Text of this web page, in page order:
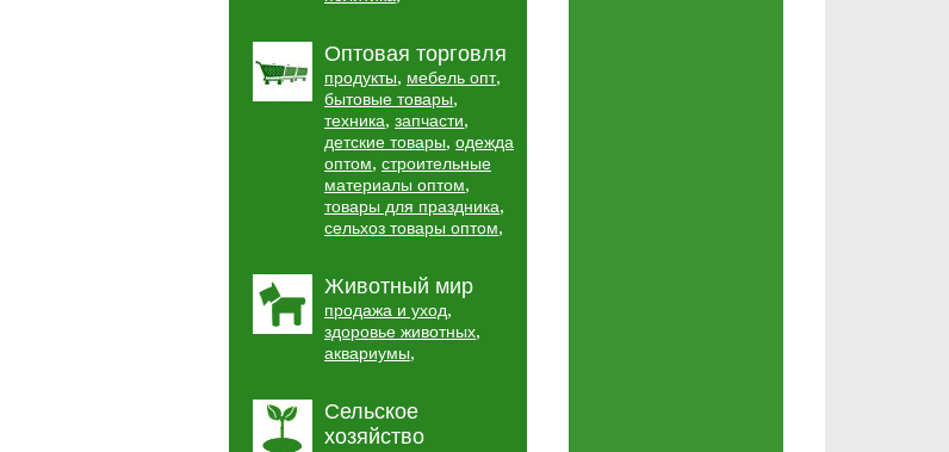
Оптовая торговля
продукты, мебель опт,
бытовые товары,
техника, запчасти,
детские товары, одежда
оптом, строительные
материалы оптом,
товары для праздника,
сельхоз товары оптом,
Животный мир
продажа и уход,
здоровье животных,
аквариумы,
Сельское
хозяйство